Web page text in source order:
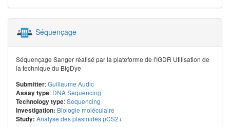
Séquençage
Séquençage Sanger réalisé par la plateforme de l'IGDR Utilisation de
la technique du BigDye
Submitter:Guillaume Audic
Assay type: DNA Sequencing
Technology type:Sequencing
Investigation: Biologie moléculaire
Study: Analyse des plasmides pCS2+